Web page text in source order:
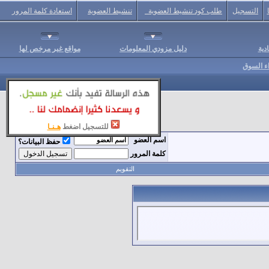
للتسجيل اضغط هـنـا
التسجيل طلب كود تنشيط العضوية تنشيط العضوية استعادة كلمة المرور
دليل مزودي المعلومات مواقع غير مرخص لها
السوق
اسم العضو
حفظ البيانات؟
كلمة المرور
التقويم